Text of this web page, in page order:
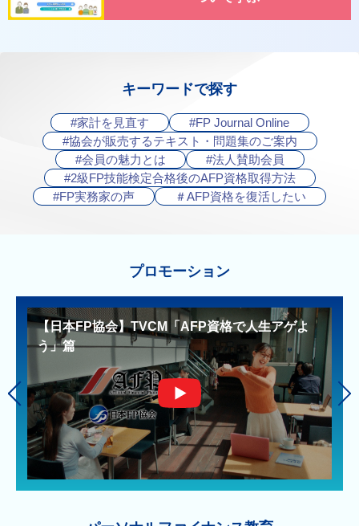
キーワードで探す
#家計を見直す
#FP Journal Online
#協会が販売するテキスト・問題集のご案内
#会員の魅力とは
#法人賛助会員
#2級FP技能検定合格後のAFP資格取得方法
#FP実務家の声
＃AFP資格を復活したい
プロモーション
【日本FP協会】TVCM「AFP資格で人生アゲよ
う」篇